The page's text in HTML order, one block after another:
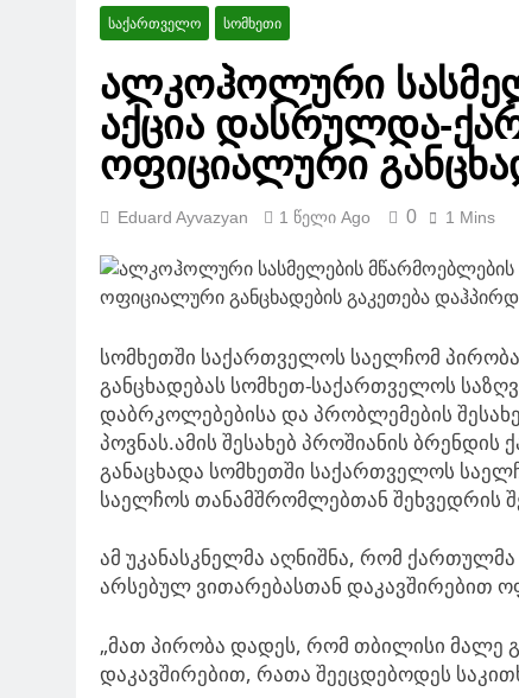
1 Წელი Ago
არარატ
1 Წელი Ago
ᲡᲐᲥᲐᲠᲗᲕᲔᲚᲝ ᲡᲝᲛᲮᲔᲗᲘ
ალკოჰოლური
აქცია დასრულდა-
ოფიციალური
Eduard Ayvazyan 1 Წელი Ago 0 1 Mins
სომხეთში საქართველოს საელჩომ
განცხადებას სომხეთ-საქართველოს
დაბრკოლებებისა და პრობლემების
პოვნას.ამის შესახებ პროშიანის ბრენდის
განაცხადა სომხეთში საქართველოს
საელჩოს თანამშრომლებთან შეხვედრის
ამ უკანასკნელმა აღნიშნა, რომ
არსებულ ვითარებასთან დაკავშირებით
„მათ პირობა დადეს, რომ თბილისი მალე
დაკავშირებით, რათა შეეცდებოდეს